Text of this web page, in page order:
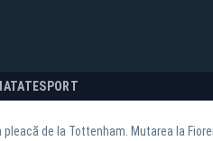
SPORT
pleacă de la Tottenham. Mutarea la